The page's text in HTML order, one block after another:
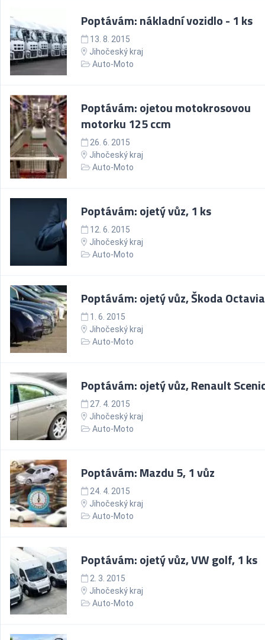
Poptávám: nákladní vozidlo - 1 ks
13. 8. 2015
Jihočeský kraj
Auto-Moto
Poptávám: ojetou motokrosovou
motorku 125 ccm
26. 6. 2015
Jihočeský kraj
Auto-Moto
Poptávám: ojetý vůz, 1 ks
12. 6. 2015
Jihočeský kraj
Auto-Moto
Poptávám: ojetý vůz, Škoda Octavia
1. 6. 2015
Jihočeský kraj
Auto-Moto
Poptávám: ojetý vůz, Renault
27. 4. 2015
Jihočeský kraj
Auto-Moto
Poptávám: Mazdu 5, 1 vůz
24. 4. 2015
Jihočeský kraj
Auto-Moto
Poptávám: ojetý vůz, VW golf, 1 ks
2. 3. 2015
Jihočeský kraj
Auto-Moto